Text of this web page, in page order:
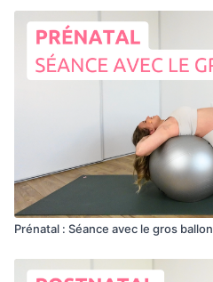
Prénatal : Séance avec le gros ballon